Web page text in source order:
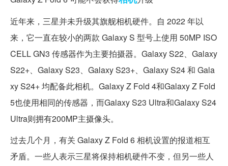
近年来，三星并未升级其旗舰相机硬件。自 2022 年以
来，它一直在较小的两款 Galaxy S 型号上使用 50MP ISO
CELL GN3 传感器作为主要拍摄器。Galaxy S22、Galaxy
S22+、Galaxy S23、Galaxy S23+、Galaxy S24 和 Gala
xy S24+ 均配备此相机。Galaxy Z Fold 4和Galaxy Z Fold
5也使用相同的传感器，而Galaxy S23 Ultra和Galaxy S24
Ultra则拥有200MP主摄像头。
过去几个月，有关 Galaxy Z Fold 6 相机设置的报道相互
矛盾。一些人表示三星将保持相机硬件不变，但另一些人